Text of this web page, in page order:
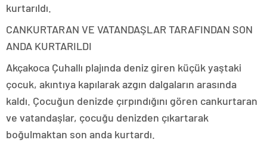
kurtarıldı.
CANKURTARAN VE VATANDAŞLAR TARAFINDAN SON
ANDA KURTARILDI
Akçakoca Çuhallı plajında deniz giren küçük yaştaki
çocuk, akıntıya kapılarak azgın dalgaların arasında
kaldı. Çocuğun denizde çırpındığını gören cankurtaran
ve vatandaşlar, çocuğu denizden çıkartarak
boğulmaktan son anda kurtardı.